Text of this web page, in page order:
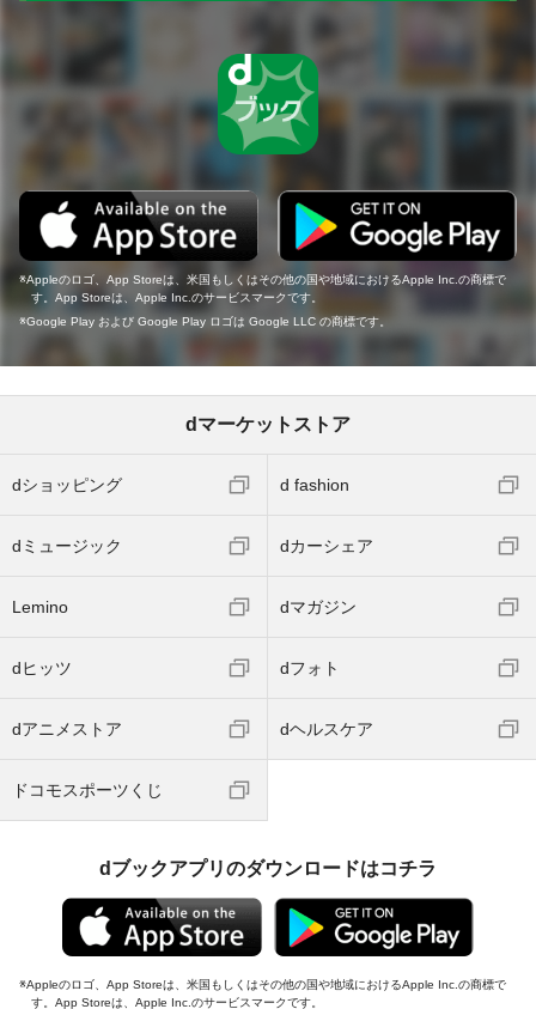
Appleのロゴ、App Storeは、米国もしくはその他の国や地域におけるApple Inc.の商標で
す。App Storeは、Apple Inc.のサービスマークです。
Google Play および Google Play ロゴは Google LLC の商標です。
dマーケットストア
dショッピング d fashion
dミュージック dカーシェア
Lemino dマガジン
dヒッツ dフォト
dアニメストア dヘルスケア
ドコモスポーツくじ
dブックアプリのダウンロードはコチラ
Appleのロゴ、App Storeは、米国もしくはその他の国や地域におけるApple Inc.の商標で
す。App Storeは、Apple Inc.のサービスマークです。